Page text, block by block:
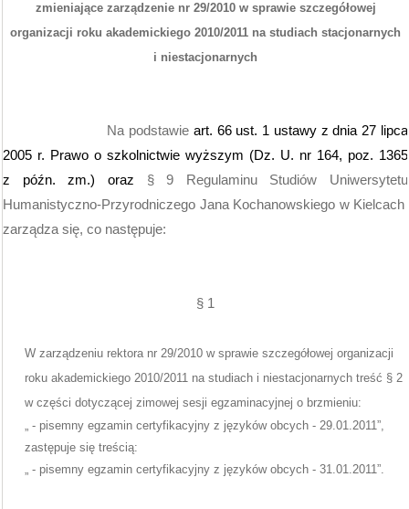
zmieniające zarządzenie nr 29/2010 w sprawie szczegółowej
organizacji roku akademickiego 2010/2011 na studiach stacjonarnych
i niestacjonarnych
Na podstawie art. 66 ust. 1 ustawy z dnia 27 lipca
2005 r. Prawo o szkolnictwie wyższym (Dz. U. nr 164, poz. 1365
z późn. zm.) oraz §9 Regulaminu Studiów Uniwersytetu
Humanistyczno-Przyrodniczego Jana Kochanowskiego w Kielcach
zarządza się, co następuje:
§ 1
W zarządzeniu rektora nr 29/2010 w sprawie szczegółowej organizacji
roku akademickiego 2010/2011 na studiach i niestacjonarnych treść § 2
w części dotyczącej zimowej sesji egzaminacyjnej o brzmieniu:
„ - pisemny egzamin certyfikacyjny z języków obcych - 29.01.2011”,
zastępuje się treścią:
„ - pisemny egzamin certyfikacyjny z języków obcych - 31.01.2011”.